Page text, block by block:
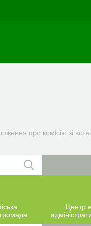
про комісію зі
Центр